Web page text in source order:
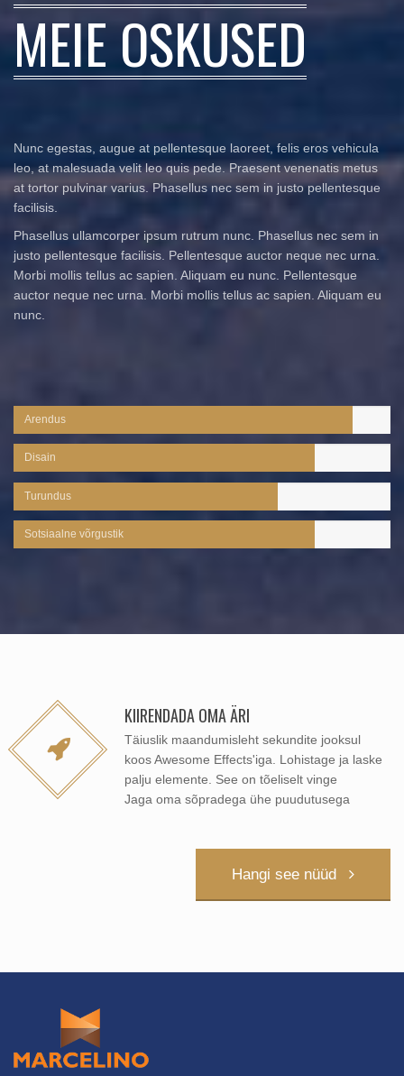
MEIE OSKUSED
Nunc egestas, augue at pellentesque laoreet, felis eros vehicula
leo, at malesuada velit leo quis pede. Praesent venenatis metus
at tortor pulvinar varius. Phasellus nec sem in justo pellentesque
facilisis.
Phasellus ullamcorper ipsum rutrum nunc. Phasellus nec sem in
justo pellentesque facilisis. Pellentesque auctor neque nec urna.
Morbi mollis tellus ac sapien. Aliquam eu nunc. Pellentesque
auctor neque nec urna. Morbi mollis tellus ac sapien. Aliquam eu
nunc.
Arendus
Disain
Turundus
Sotsiaalne võrgustik
KIIRENDADA OMA ÄRI
Täiuslik maandumisleht sekundite jooksul
koos Awesome Effects'iga. Lohistage ja laske
palju elemente. See on tõeliselt vinge
Jaga oma sõpradega ühe puudutusega
Hangi see nüüd